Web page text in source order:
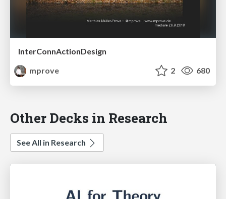
InterConnActionDesign
mprove
2 680
Other Decks in Research
See All in Research